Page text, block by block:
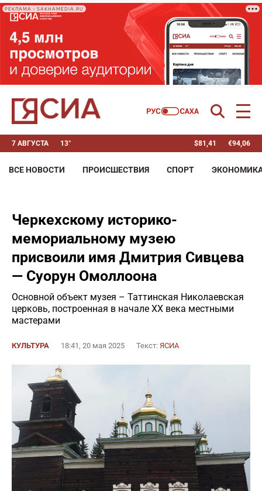
РЕКЛАМА • SAKHAMEDIA.RU
7 АВГУСТА 13° $81,41 €94,06
ВСЕ НОВОСТИ ПРОИСШЕСТВИЯ СПОРТ
Черкехскому историко-
мемориальному музею
присвоили имя Дмитрия Сивцева
— Суорун Омоллоона
Основной объект музея – Таттинская Николаевская
церковь, построенная в начале XX века местными
мастерами
КУЛЬТУРА 18:41, 20 мая 2025 Текст: ЯСИА